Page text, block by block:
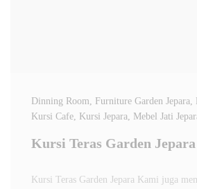
Dinning Room, Furniture Garden Jepara,
Kursi Cafe, Kursi Jepara, Mebel Jati
Kursi Teras Garden Jepara
Kursi Teras Garden Jepara Kami juga